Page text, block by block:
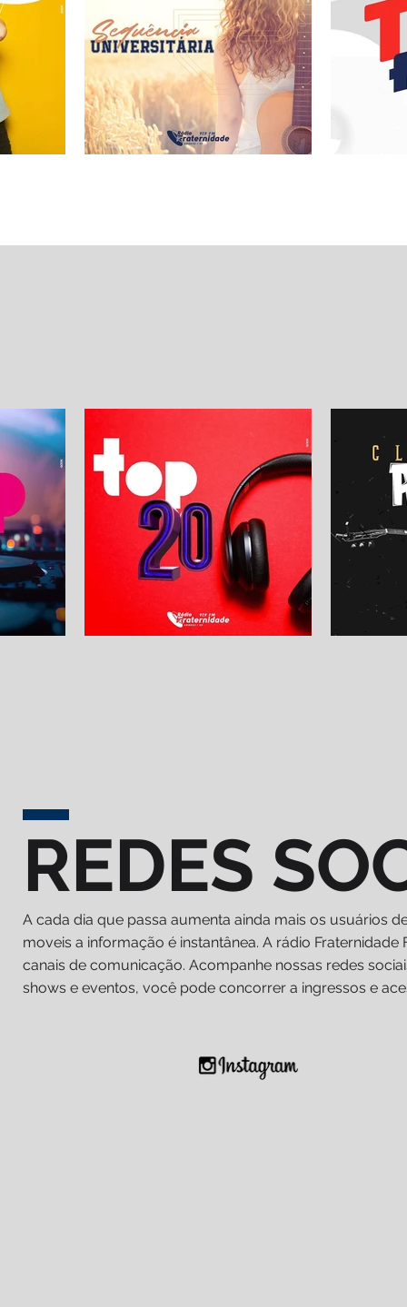
REDES
A cada dia que passa aumenta ainda mais os usuários
moveis a informação é instantânea. A rádio
canais de comunicação. Acompanhe nossas redes
shows e eventos, você pode concorrer a ingressos e